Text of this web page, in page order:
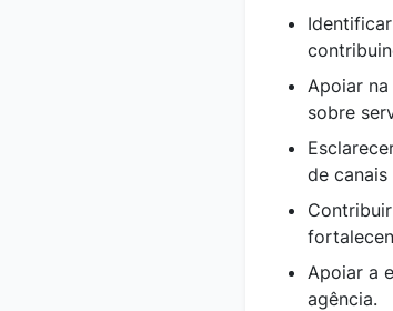
Apoiar
sobre
de
Apoiar a
agência.